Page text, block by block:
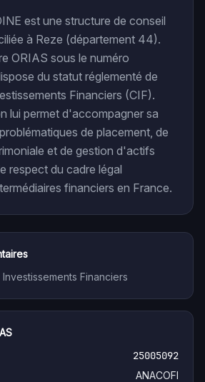
est une structure de conseil
à Reze (département 44).
ORIAS sous le numéro
du statut réglementé de
Financiers (CIF).
lui permet d'accompagner sa
de placement, de
et de gestion d'actifs
respect du cadre légal
financiers en France.
Financiers
25005092
ANACOFI